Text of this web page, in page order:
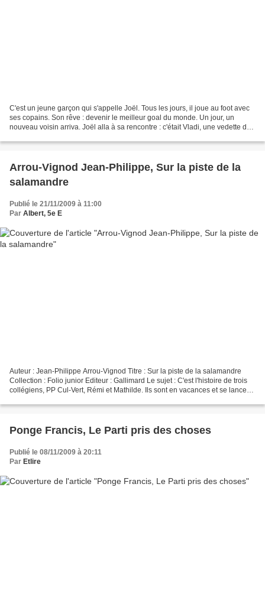
C'est un jeune garçon qui s'appelle Joël. Tous les jours, il joue au foot avec
ses copains. Son rêve : devenir le meilleur goal du monde. Un jour, un
nouveau voisin arriva. Joël alla à sa rencontre : c'était Vladi, une vedette du
Arrou-Vignod Jean-Philippe, Sur la piste de la
salamandre
Publié le 21/11/2009 à 11:00
Par Albert, 5e E
Auteur : Jean-Philippe Arrou-Vignod Titre : Sur la piste de la salamandre
Collection : Folio junior Editeur : Gallimard Le sujet : C'est l'histoire de trois
collégiens, PP Cul-Vert, Rémi et Mathilde. Ils sont en vacances et se lancent
Ponge Francis, Le Parti pris des choses
Publié le 08/11/2009 à 20:11
Par Etlire